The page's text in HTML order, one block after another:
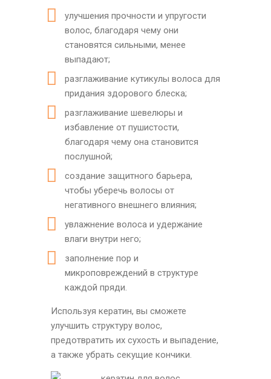
улучшения прочности и упругости
волос, благодаря чему они
становятся сильными, менее
выпадают;
разглаживание кутикулы волоса для
придания здорового блеска;
разглаживание шевелюры и
избавление от пушистости,
благодаря чему она становится
послушной;
создание защитного барьера,
чтобы уберечь волосы от
негативного внешнего влияния;
увлажнение волоса и удержание
влаги внутри него;
заполнение пор и
микроповреждений в структуре
каждой пряди.
Используя кератин, вы сможете
улучшить структуру волос,
предотвратить их сухость и выпадение,
а также убрать секущие кончики.